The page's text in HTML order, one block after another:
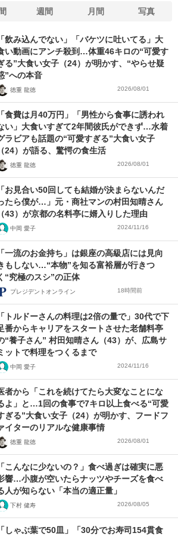
週間 月間 写真
「飲み込んでない」「バケツに吐いてる」大
い動画にアンチ殺到…体重46キロの“可愛す
る”大食い女子（24）が明かす、“やらせ疑
”への本音
徳重 龍徳 2026/08/01
「食費は月40万円」「男性から食事に誘われ
い」大食いすぎて2年間彼氏ができず…水着
ラビアも話題の“可愛すぎる”大食い女子
（24）が語る、驚愕の食生活
徳重 龍徳 2026/08/01
「お見合い50回しても結婚が決まらないんだ
たら僕が…」元・商社マンの村田知晴さん
（43）が京都の名料亭に婿入りした理由
中岡 愛子 2024/11/16
「一流のお金持ち」は銀座の高級店には見向
もしない…“本物”を知る富裕層が行きつ
“究極のスシ”の正体
プレジデントオンライン 18時間前
「トルドーさんの料理は2倍の量で」30代で下
番からキャリアをスタートさせた老舗料亭
“養子さん” 村田知晴さん（43）が、広島サ
ットで料理をつくるまで
中岡 愛子 2024/11/16
者から「これを続けてたら大変なことにな
よ」と…1回の食事で7キロ以上食べる“可愛
ぎる”大食い女子（24）が明かす、フードフ
イターのリアルな健康事情
徳重 龍徳 2026/08/01
「こんなに少ないの？」食べ過ぎは確実に悪
響…小腹が空いたらナッツやチーズを食べ
人が知らない「本当の適正量」
下村 健寿 2026/08/05
「しゃぶ葉で50皿」「30分でお寿司154貫食